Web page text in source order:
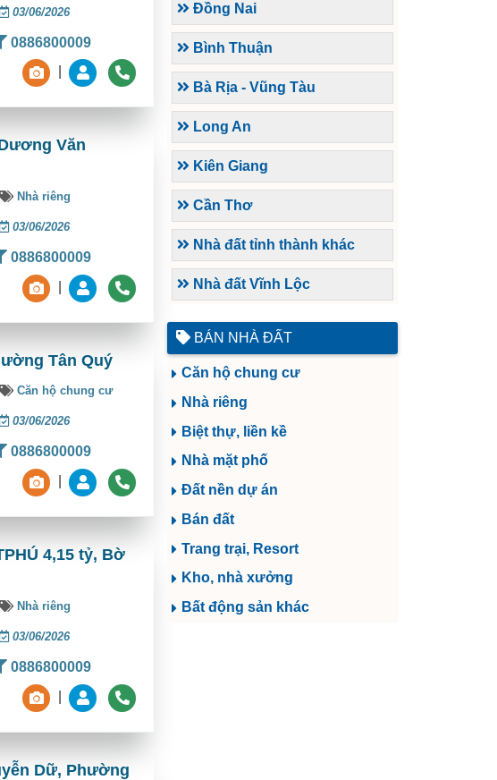
03/06/2026
0886800009
Văn
Nhà riêng
03/06/2026
0886800009
Tân Quý
Căn hộ chung cư
03/06/2026
0886800009
4,15 tỷ, Bờ
Nhà riêng
03/06/2026
0886800009
Dữ, Phường
Đồng Nai
Bình Thuận
Bà Rịa - Vũng Tàu
Long An
Kiên Giang
Cần Thơ
Nhà đất tỉnh thành khác
Nhà đất Vĩnh Lộc
BÁN NHÀ ĐẤT
Căn hộ chung cư
Nhà riêng
Biệt thự, liền kề
Nhà mặt phố
Đất nền dự án
Bán đất
Trang trại, Resort
Kho, nhà xưởng
Bất động sản khác